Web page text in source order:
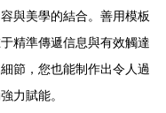
與美學的結合。善用模板
精準傳遞信息與有效觸達
節，您也能制作出令人過
力賦能。